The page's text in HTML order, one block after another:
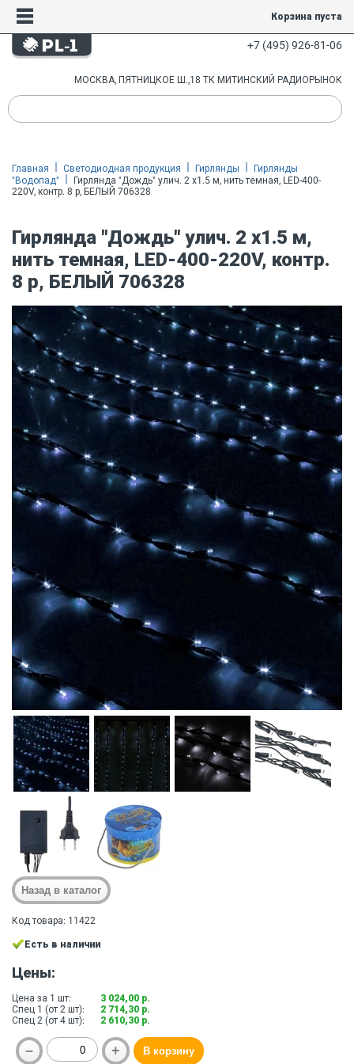
Корзина пуста
+7 (495) 926-81-06
МОСКВА, ПЯТНИЦКОЕ Ш.,18 ТК МИТИНСКИЙ РАДИОРЫНОК
Главная Светодиодная продукция Гирлянды
Гирлянды
"Водопад"
Гирлянда "Дождь" улич. 2 х1.5 м, нить темная, LED-400-
220V, контр. 8 р, БЕЛЫЙ 706328
Гирлянда "Дождь" улич. 2 х1.5 м,
нить темная, LED-400-220V, контр.
8 р, БЕЛЫЙ 706328
Код товара: 11422
Есть в наличии
Цены:
Цена за 1 шт:
3 024,00 р.
Спец 1 (от 2 шт):
2 714,30 р.
Спец 2 (от 4 шт):
2 610,30 р.